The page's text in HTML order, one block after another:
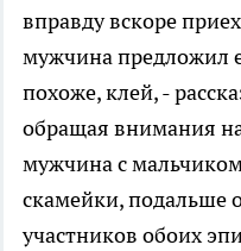
вправду вскоре
мужчина предложил
похоже, клей, -
обращая внимания
мужчина с
скамейки, подальше
участников обоих